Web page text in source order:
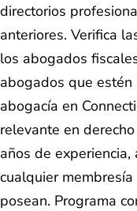
directorios
anteriores. Verifica
los abogados
abogados que estén
abogacía en
relevante en
años de
cualquier
posean. Programa